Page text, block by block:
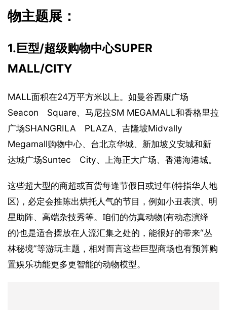
物主题展：
1.巨型/超级购物中心SUPER
MALL/CITY
MALL面积在24万平方米以上。如曼谷西康广场
Seacon　Square、马尼拉SM MEGAMALL和香格里拉
广场SHANGRILA　PLAZA、吉隆坡Midvally
Megamall购物中心、台北京华城、新加坡义安城和新
达城广场Suntec　City、上海正大广场、香港海港城。
这些超大型的商超或百货每逢节假日或过年(特指华人地
区)，必定会推陈出烘托人气的节目，例如小丑表演、明
星助阵、高端杂技秀等。咱们的仿真动物(有动态演绎
的)也是适合摆放在人流汇集之处的，能很好的带来“丛
林秘境”等游玩主题，相对而言这些巨型商场也有预算购
置娱乐功能更多更智能的动物模型。